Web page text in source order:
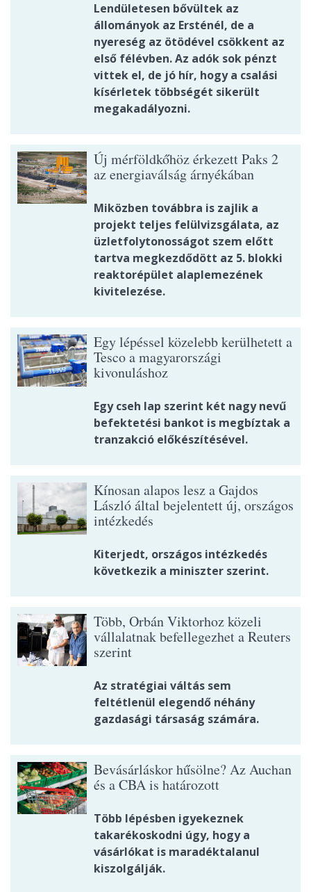
Lendületesen bővültek az
állományok az Ersténél, de a
nyereség az ötödével csökkent az
első félévben. Az adók sok pénzt
vittek el, de jó hír, hogy a csalási
kísérletek többségét sikerült
megakadályozni.
Új mérföldkőhöz érkezett Paks 2
az energiaválság árnyékában
Miközben továbbra is zajlik a
projekt teljes felülvizsgálata, az
üzletfolytonosságot szem előtt
tartva megkezdődött az 5. blokki
reaktorépület alaplemezének
kivitelezése.
Egy lépéssel közelebb kerülhetett a
Tesco a magyarországi
kivonuláshoz
Egy cseh lap szerint két nagy nevű
befektetési bankot is megbíztak a
tranzakció előkészítésével.
Kínosan alapos lesz a Gajdos
László által bejelentett új, országos
intézkedés
Kiterjedt, országos intézkedés
következik a miniszter szerint.
Több, Orbán Viktorhoz közeli
vállalatnak befellegezhet a Reuters
szerint
Az stratégiai váltás sem
feltétlenül elegendő néhány
gazdasági társaság számára.
Bevásárláskor hűsölne? Az Auchan
és a CBA is határozott
Több lépésben igyekeznek
takarékoskodni úgy, hogy a
vásárlókat is maradéktalanul
kiszolgálják.